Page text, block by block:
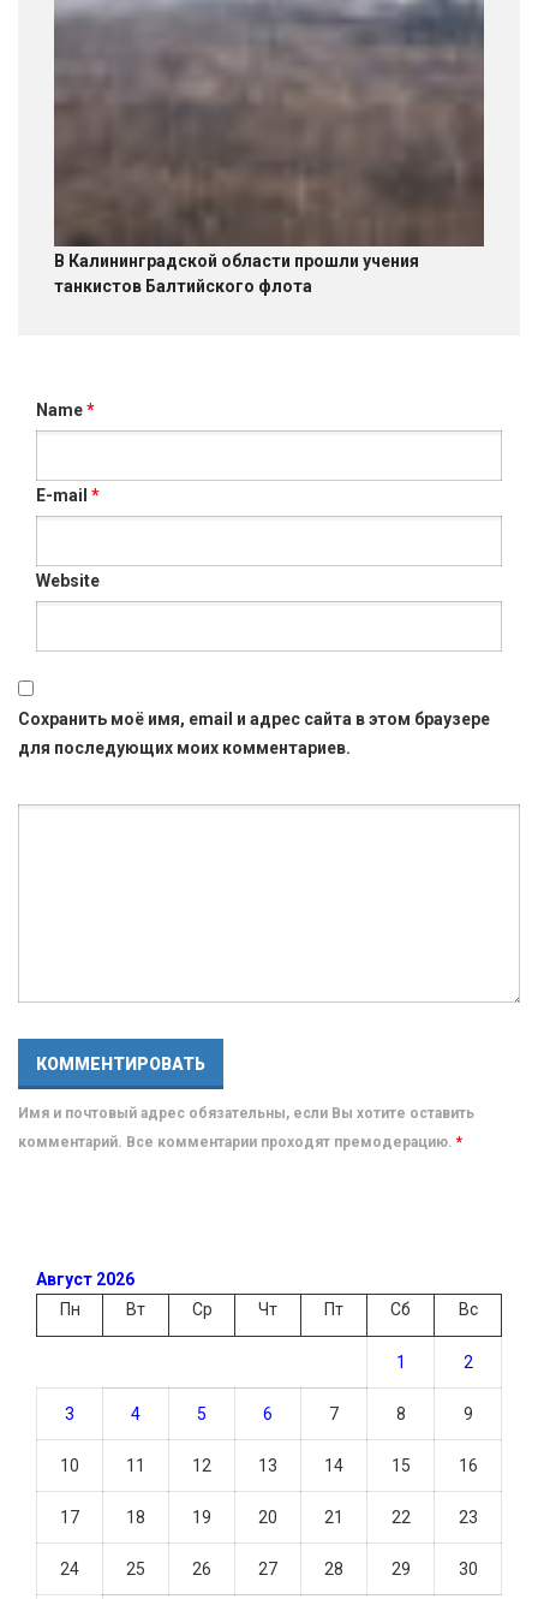
В Калининградской области прошли учения
танкистов Балтийского флота
Name*
E-mail *
Website
Сохранить моё имя, email и адрес сайта в этом браузере
для последующих моих комментариев.
Имя и почтовый адрес обязательны, если Вы хотите оставить
комментарий. Все комментарии проходят премодерацию. *
Август 2026
Пн
Вт Ср Чт Пт Сб Вс
1 2
3 4 5 6 7 8 9
10 11 12 13 14 15 16
17 18 19 20 21 22 23
24 25 26 27 28 29 30